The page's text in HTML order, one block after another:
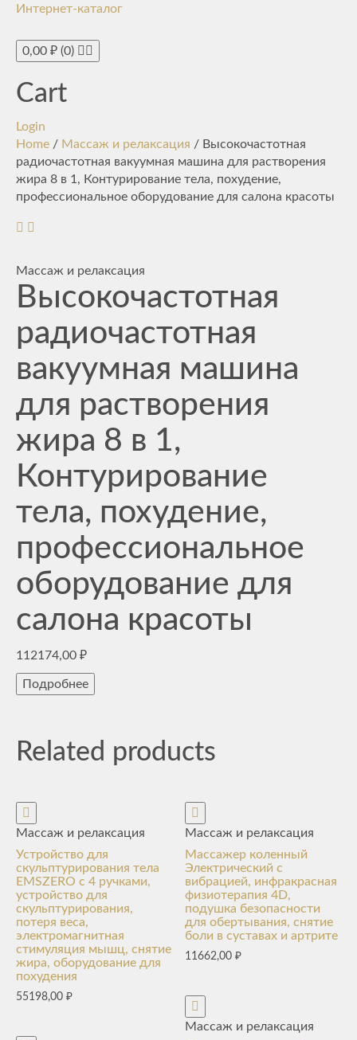
Интернет-каталог
0,00 ₽ (0)
Cart
Login
Home / Массаж и релаксация / Высокочастотная
радиочастотная вакуумная машина для растворения
жира 8 в 1, Контурирование тела, похудение,
профессиональное оборудование для салона красоты
Массаж и релаксация
Высокочастотная
радиочастотная
вакуумная машина
для растворения
жира 8 в 1,
Контурирование
тела, похудение,
профессиональное
оборудование для
салона красоты
112174,00 ₽
Подробнее
Related products
Массаж и релаксация
Устройство для
скульптурирования тела
EMSZERO с 4 ручками,
устройство для
скульптурирования,
потеря веса,
электромагнитная
стимуляция мышц, снятие
жира, оборудование для
похудения
55198,00 ₽
Массаж и релаксация
Массажер коленный
Электрический с
вибрацией, инфракрасная
физиотерапия 4D,
подушка безопасности
для обертывания, снятие
боли в суставах и артрите
11662,00₽
Массаж и релаксация